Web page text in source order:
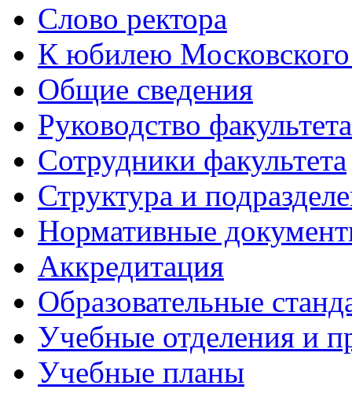
Слово ректора
К юбилею Московского
Общие сведения
Руководство факультета
Сотрудники факультета
Структура и
Нормативные
Аккредитация
Образовательные
Учебные отделения и
Учебные планы